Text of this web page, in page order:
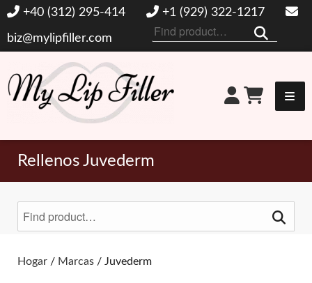
+40 (312) 295-414 +1 (929) 322-1217
biz@mylipfiller.com
Buscar
por:
Mi relleno de labios
Rellenos Juvederm
Hogar / Marcas / Juvederm
Buscar
por:
Alternar filtros